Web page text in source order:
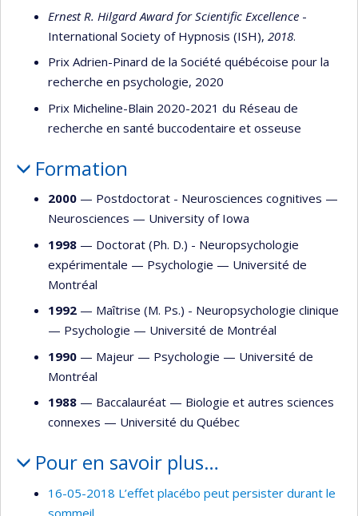
Ernest R. Hilgard Award for Scientific Excellence -
International Society of Hypnosis (ISH), 2018.
Prix Adrien-Pinard de la Société québécoise pour la
recherche en psychologie, 2020
Prix Micheline-Blain 2020-2021 du Réseau de
recherche en santé buccodentaire et osseuse
Formation
2000 — Postdoctorat - Neurosciences cognitives —
Neurosciences — University of Iowa
1998 — Doctorat (Ph. D.) - Neuropsychologie
expérimentale — Psychologie — Université de
Montréal
1992 — Maîtrise (M. Ps.) - Neuropsychologie clinique
— Psychologie — Université de Montréal
1990 — Majeur — Psychologie — Université de
Montréal
1988 — Baccalauréat — Biologie et autres sciences
connexes — Université du Québec
Pour en savoir plus…
16-05-2018 L’effet placébo peut persister durant le
sommeil